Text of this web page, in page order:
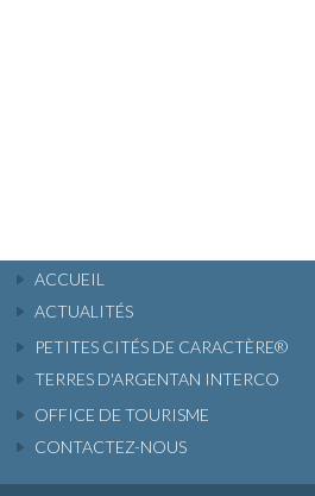
ACCUEIL
ACTUALITÉS
PETITES CITÉS DE CARACTÈRE®
TERRES D'ARGENTAN INTERCO
OFFICE DE TOURISME
CONTACTEZ-NOUS